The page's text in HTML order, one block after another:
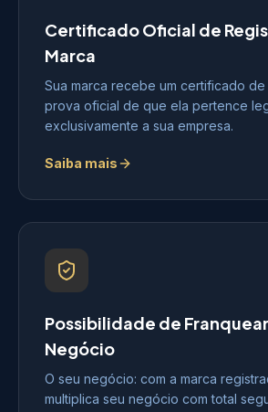
Certificado Oficial de
Marca
Sua marca recebe um certificado de
prova oficial de que ela pertence
exclusivamente a sua empresa.
Saiba mais
Possibilidade de
Negócio
O seu negócio: com a marca
multiplica seu negócio com total